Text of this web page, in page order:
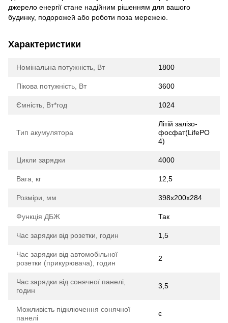
джерело енергії стане надійним рішенням для вашого
будинку, подорожей або роботи поза мережею.
Характеристики
Номінальна потужність, Вт 1800
Пікова потужність, Вт 3600
Ємність, Вт*год 1024
Тип акумулятора
Літій залізо-
фосфат(LifePO
4)
Цикли зарядки 4000
Вага, кг 12,5
Розміри, мм 398x200x284
Функція ДБЖ Так
Час зарядки від розетки, годин 1,5
Час зарядки від автомобільної
розетки (прикурювача), годин
2
Час зарядки від сонячної панелі,
годин
3,5
Можливість підключення сонячної
панелі
є